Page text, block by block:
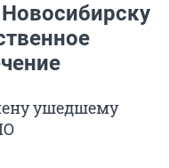
ушедшему